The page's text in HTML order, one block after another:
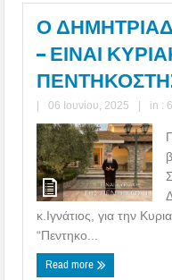
Ο
– ΕΙΝΑΙ
| 06 Ιουνίου, 2025 | in :
κ.Ιγνάτιος, για την
“Πεντηκο...
Read more